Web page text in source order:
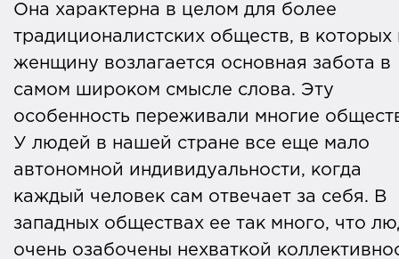
Она характерна в целом для более
традиционалистских обществ, в которых
женщину возлагается основная забота в
самом широком смысле слова. Эту
особенность переживали многие
У людей в нашей стране все еще мало
автономной индивидуальности, когда
каждый человек сам отвечает за себя. В
западных обществах ее так много, что
очень озабочены нехваткой